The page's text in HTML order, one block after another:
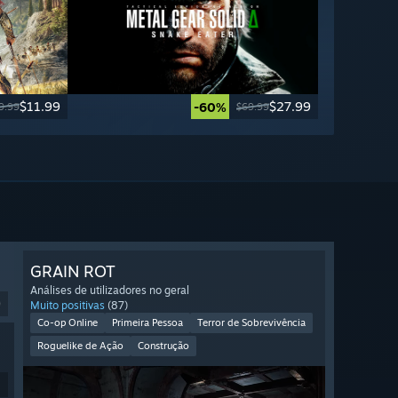
$11.99 -60% $69.99$27.99
GRAIN ROT
Análises de utilizadores no geral
Muito positivas (87)
Co-op Online Primeira Pessoa
Terror de Sobrevivência
Roguelike de Ação
Construção